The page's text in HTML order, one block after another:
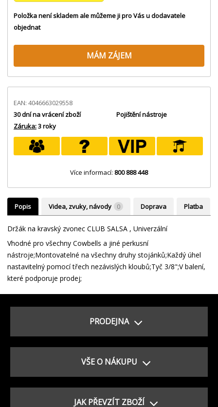
Položka není skladem ale můžeme ji pro Vás u dodavatele
objednat
MÁM ZÁJEM
EAN: 4046663029558
30 dní na vrácení zboží
Záruka:3 roky
Pojištění nástroje
Více informací: 800 888 448
Popis Videa, zvuky, návody 0 Doprava Platba
Držák na kravský zvonec CLUB SALSA , Univerzální
Vhodné pro všechny Cowbells a jiné perkusní
nástroje;Montovatelné na všechny druhy stojánků;Každý úhel
nastavitelný pomocí třech nezávislých kloubů;Tyč 3/8";V balení,
které podporuje prodej;
PRODEJNA
VŠE O NÁKUPU
JAK PŘEVZÍT ZBOŽÍ